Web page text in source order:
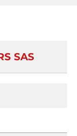
SAS